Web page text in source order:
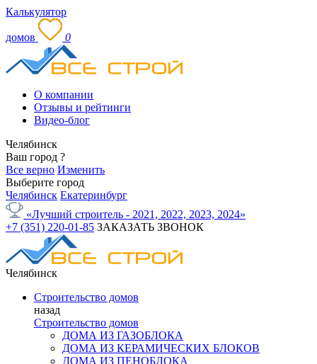
Калькулятор
домов 0
О компании
Отзывы и рейтинги
Видео-блог
Челябинск
Ваш город ?
Все верно Изменить
Выберите город
Челябинск Екатеринбург
«Лучший строитель - 2021, 2022, 2023, 2024»
+7 (351) 220-01-85 ЗАКАЗАТЬ ЗВОНОК
Челябинск
Строительство домов
назад
Строительство домов
ДОМА ИЗ ГАЗОБЛОКА
ДОМА ИЗ КЕРАМИЧЕСКИХ БЛОКОВ
ДОМА ИЗ ПЕНОБЛОКА